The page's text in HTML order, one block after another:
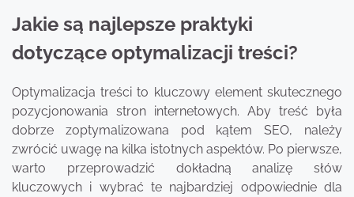
Jakie są najlepsze praktyki
dotyczące optymalizacji treści?
Optymalizacja treści to kluczowy element skutecznego
pozycjonowania stron internetowych. Aby treść była
dobrze zoptymalizowana pod kątem SEO, należy
zwrócić uwagę na kilka istotnych aspektów. Po pierwsze,
warto przeprowadzić dokładną analizę słów
kluczowych i wybrać te najbardziej odpowiednie dla